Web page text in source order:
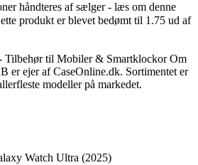
håndteres af sælger - læs om denne
produkt er blevet bedømt til 1.75 ud af
Tilbehør til Mobiler & Smartklockor Om
er ejer af CaseOnline.dk. Sortimentet er
modeller på markedet.
Watch Ultra (2025)